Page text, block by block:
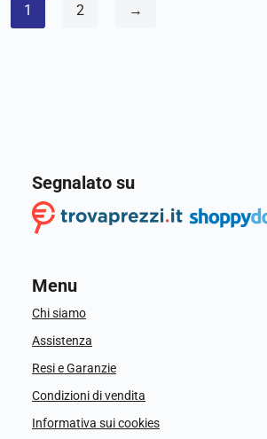
1 2 →
Segnalato su
Menu
Chi siamo
Assistenza
Resi e Garanzie
Condizioni di vendita
Informativa sui cookies